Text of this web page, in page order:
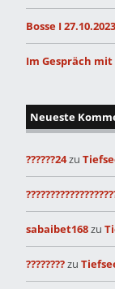
Bosse I
Im Gespräch mit
Neueste
??????24zu
sabaibet168zu
????????zu